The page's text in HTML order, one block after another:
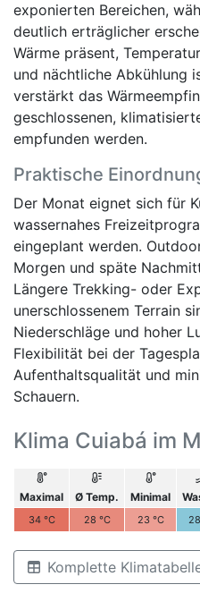
exponierten Bereichen,
deutlich erträglicher
Wärme präsent,
und nächtliche Abkühlung
verstärkt das
geschlossenen,
empfunden werden.
Praktische
Der Monat eignet sich für
wassernahes
eingeplant werden.
Morgen und späte
Längere Trekking- oder
unerschlossenem Terrain
Niederschläge und hoher
Flexibilität bei der
Aufenthaltsqualität und
Schauern.
Klima Cuiabá im
Maximal Ø Temp. Minimal
34 °C 28 °C 23 °C 28
Komplette